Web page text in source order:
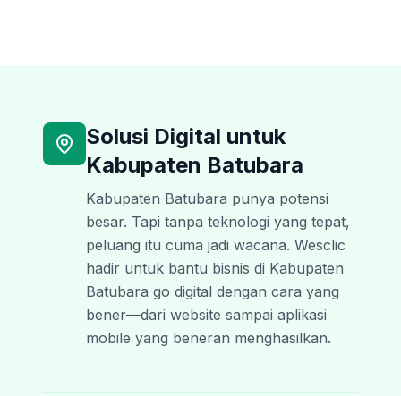
Solusi Digital untuk
Kabupaten Batubara
Kabupaten Batubara punya potensi
besar. Tapi tanpa teknologi yang tepat,
peluang itu cuma jadi wacana. Wesclic
hadir untuk bantu bisnis di Kabupaten
Batubara go digital dengan cara yang
bener—dari website sampai aplikasi
mobile yang beneran menghasilkan.